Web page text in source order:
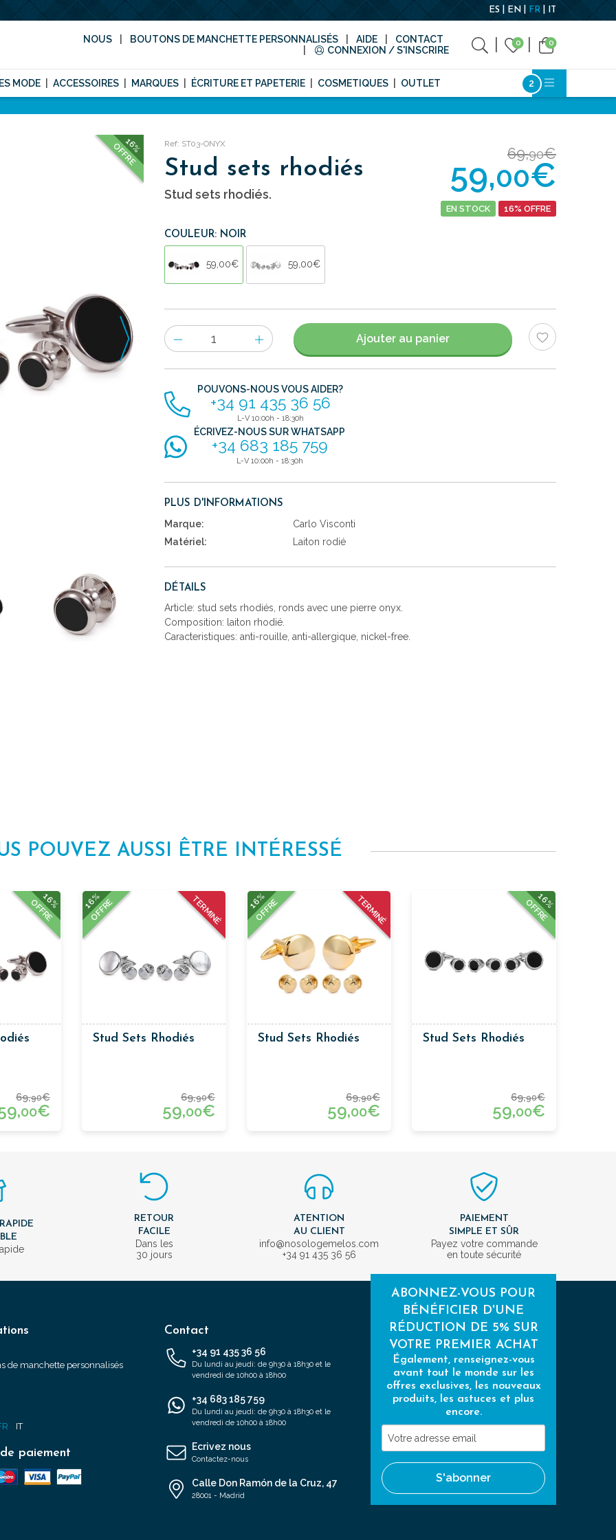
ES EN FR IT
NOUS BOUTONS DE MANCHETTE PERSONNALISÉS AIDE
CONTACT
CONNEXION / S'INSCRIRE
0 0
MODE ACCESSOIRES MARQUES ÉCRITURE ET PAPETERIE COSMETIQUES OUTLET
16%
OFFRE Ref: ST03-ONYX
Stud sets rhodiés
Stud sets rhodiés.
69,90€
59,00€
EN STOCK 16% OFFRE
COULEUR: NOIR
59,00€ 59,00€
Nombre
d'items
Ajouter au panier
POUVONS-NOUS VOUS AIDER?
+34 91 435 36 56
L-V 10:00h - 18:30h
ÉCRIVEZ-NOUS SUR WHATSAPP
+34 683 185 759
L-V 10:00h - 18:30h
PLUS D'INFORMATIONS
Marque:
Carlo Visconti
Matériel:
Laiton rodié
DÉTAILS
Article: stud sets rhodiés, ronds avec une pierre onyx.
Composition: laiton rhodié.
Caracteristiques: anti-rouille, anti-allergique, nickel-free.
POUVEZ AUSSI ÊTRE INTÉRESSÉ
16%
OFFRE
69,90€
00€
TERMINÉ
16%
OFFRE
Stud Sets Rhodiés
69,90€
59,00€
TERMINÉ
16%
OFFRE
Stud Sets Rhodiés
69,90€
59,00€
16%
OFFRE
Stud Sets Rhodiés
69,90€
59,00€
RETOUR
FACILE
Dans les
30 jours
ATENTION
AU CLIENT
info@nosologemelos.com
+34 91 435 36 56
PAIEMENT
SIMPLE ET SÛR
Payez votre commande
en toute sécurité
de manchette personnalisés
IT
paiement
Contact
+34 91 435 36 56
Du lundi au jeudi: de 9h30 à 18h30 et le
vendredi de 10h00 à 18h00
+34 683 185 759
Du lundi au jeudi: de 9h30 à 18h30 et le
vendredi de 10h00 à 18h00
Ecrivez nous
Contactez-nous
Calle Don Ramón de la Cruz, 47
28001 - Madrid
ABONNEZ-VOUS POUR
BÉNÉFICIER D'UNE
RÉDUCTION DE 5% SUR
VOTRE PREMIER ACHAT
Également, renseignez-vous
avant tout le monde sur les
offres exclusives, les nouveaux
produits, les astuces et plus
encore.
Votre
adresse
email
S'abonner